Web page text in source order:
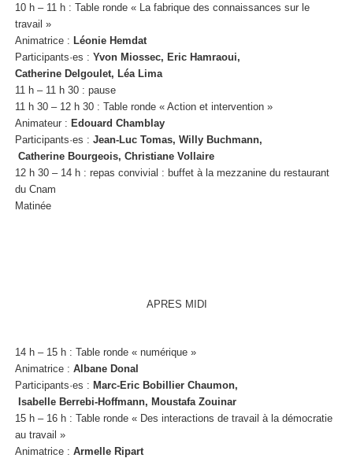
10 h – 11 h : Table ronde « La fabrique des connaissances sur le
travail »
Animatrice : Léonie Hemdat
Participants·es : Yvon Miossec, Eric Hamraoui,
Catherine Delgoulet, Léa Lima
11 h – 11 h 30 : pause
11 h 30 – 12 h 30 : Table ronde « Action et intervention »
Animateur : Edouard Chamblay
Participants·es : Jean-Luc Tomas, Willy Buchmann,
Catherine Bourgeois, Christiane Vollaire
12 h 30 – 14 h : repas convivial : buffet à la mezzanine du restaurant
du Cnam
Matinée
APRES MIDI
14 h – 15 h : Table ronde « numérique »
Animatrice : Albane Donal
Participants·es : Marc-Eric Bobillier Chaumon,
Isabelle Berrebi-Hoffmann, Moustafa Zouinar
15 h – 16 h : Table ronde « Des interactions de travail à la démocratie
au travail »
Animatrice : Armelle Ripart